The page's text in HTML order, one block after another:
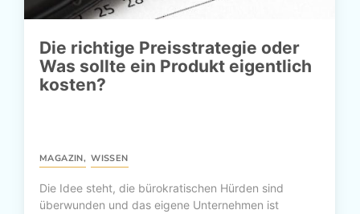
Die richtige Preisstrategie oder
Was sollte ein Produkt eigentlich
kosten?
MAGAZIN, WISSEN
Die Idee steht, die bürokratischen Hürden sind
überwunden und das eigene Unternehmen ist